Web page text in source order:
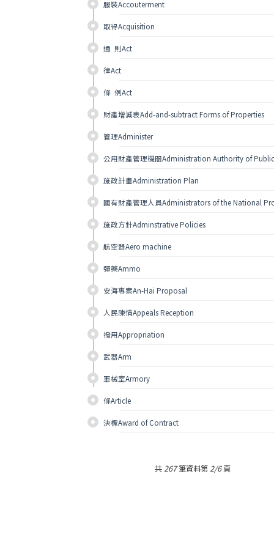
服裝Accouterment
取得Acquisition
通  則Act
律Act
條  例Act
財產增減表Add-and-subtract Forms of Properties
管理Administer
公用財產管理機關Administration Authority of
施政計畫Administration Plan
國有財產管理人員Administrators of the National
施政方針Adminstrative Policies
航空器Aero machine
彈藥Ammo
安海專案An-Hai Proposal
人民陳情Appeals Reception
撥用Appropriation
武器Arm
軍械室Armory
條Article
決標Award of Contract
共267筆資料第2/6頁